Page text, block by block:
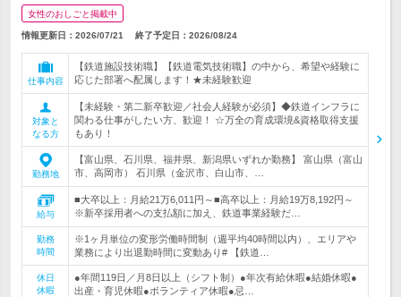
女性のおしごと掲載中
情報更新日：2026/07/21 終了予定日： 2026/08/24
仕事内容
【鉄道施設技術職】【鉄道電気技術職】の中から、希望や経験に
応じた部署へ配属します！★未経験歓迎
対象と
なる方
【未経験・第二新卒歓迎／社会人経験が必須】◆鉄道インフラに
関わる仕事がしたい方、歓迎！ ☆万全の育成環境&資格取得支援
もあり！
勤務地
【富山県、石川県、福井県、新潟県いずれか勤務】 富山県（富山
市、高岡市） 石川県（金沢市、白山市、…
給与
■大卒以上：月給21万6,011円～■高卒以上：月給19万8,192円～
※新卒採用者への支払額に加え、鉄道事業経験だ…
勤務
時間
※1ヶ月単位の変形労働時間制（週平均40時間以内）、エリアや
業務により出退勤時間に変動あり# 【鉄道…
休日
休暇
●年間119日／月8日以上（シフト制）●年次有給休暇●結婚休暇●
出産・育児休暇●ボランティア休暇●忌…